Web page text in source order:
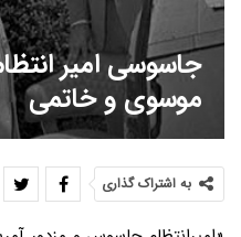
جاسوسی امیر
موسوی و خاتمی
به اشتراک گذاری